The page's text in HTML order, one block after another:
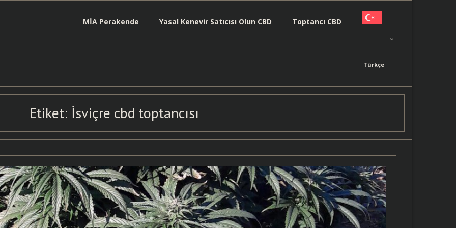
MİA Perakende Yasal Kenevir Satıcısı Olun CBD Toptancı CBD
Türkçe
Etiket: İsviçre cbd toptancısı